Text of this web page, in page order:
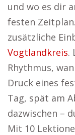
und wo es dir
festen
zusätzliche
Vogtlandkreis.
Rhythmus,
Druck eines
Tag, spät am
dazwischen –
Mit 10